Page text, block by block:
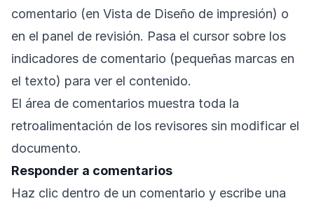
comentario (en Vista de Diseño de impresión) o
en el panel de revisión. Pasa el cursor sobre los
indicadores de comentario (pequeñas marcas en
el texto) para ver el contenido.
El área de comentarios muestra toda la
retroalimentación de los revisores sin modificar el
documento.
Responder a comentarios
Haz clic dentro de un comentario y escribe una